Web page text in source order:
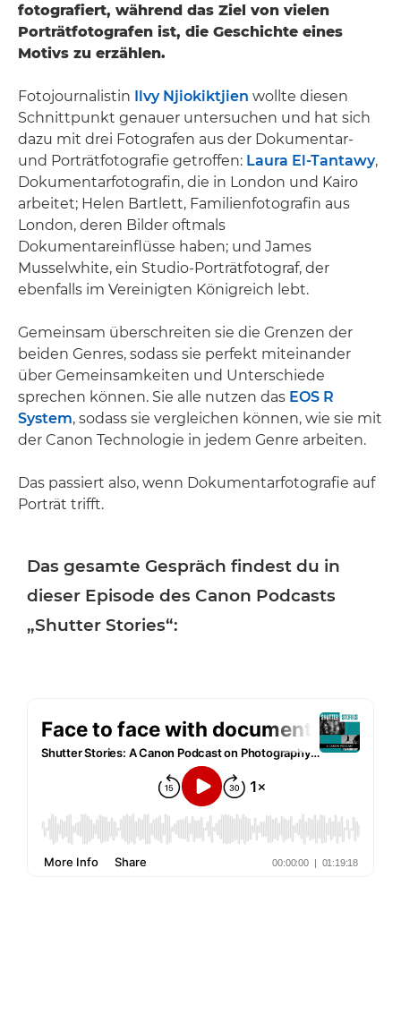
fotografiert, während das Ziel von vielen
Porträtfotografen ist, die Geschichte eines
Motivs zu erzählen.
Fotojournalistin Ilvy Njiokiktjien wollte diesen
Schnittpunkt genauer untersuchen und hat sich
dazu mit drei Fotografen aus der Dokumentar-
und Porträtfotografie getroffen: Laura El-Tantawy,
Dokumentarfotografin, die in London und Kairo
arbeitet; Helen Bartlett, Familienfotografin aus
London, deren Bilder oftmals
Dokumentareinflüsse haben; und James
Musselwhite, ein Studio-Porträtfotograf, der
ebenfalls im Vereinigten Königreich lebt.
Gemeinsam überschreiten sie die Grenzen der
beiden Genres, sodass sie perfekt miteinander
über Gemeinsamkeiten und Unterschiede
sprechen können. Sie alle nutzen das EOS R
System, sodass sie vergleichen können, wie sie mit
der Canon Technologie in jedem Genre arbeiten.
Das passiert also, wenn Dokumentarfotografie auf
Porträt trifft.
Das gesamte Gespräch findest du in
dieser Episode des Canon Podcasts
„Shutter Stories“: